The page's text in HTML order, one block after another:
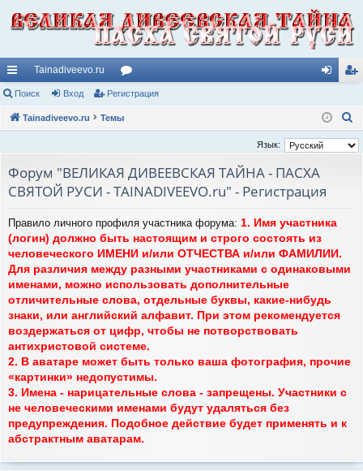
с
ы
и
Tainadiveevo.ru
ор
ум д ис
тр
Поиск Вход Регистрация
Tainadiveevo.ru Темы
и
Язык:
Форум "ВЕЛИКАЯ ДИВЕЕВСКАЯ ТАЙНА - ПАСХА
СВЯТОЙ РУСИ - TAINADIVEEVO.ru" - Регистрация
Правило личного профиля участника форума: 1. Имя участника
(логин) должно быть настоящим и строго состоять из
человеческого ИМЕНИ и/или ОТЧЕСТВА и/или ФАМИЛИИ.
Для различия между разными участниками с одинаковыми
именами, можно использовать дополнительные
отличительные слова, отдельные буквы, какие-нибудь
знаки, или английский алфавит. При этом рекомендуется
воздержаться от цифр, чтобы не потворствовать
антихристовой системе.
2. В аватаре может быть только ваша фотография, прочие
«картинки» недопустимы.
3. Имена - нарицательные слова - запрещены. Участники с
не человеческими именами будут удаляться без
предупреждения. Подобное действие будет применять и к
абстрактным аватарам.